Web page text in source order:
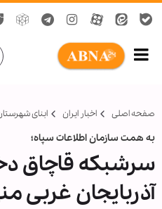
صفحه اصلی اخبار ایران ابنای
به همت سازمان اطلاعات سپاه؛
سرشبکه قاچاق
آذربایجان غربی